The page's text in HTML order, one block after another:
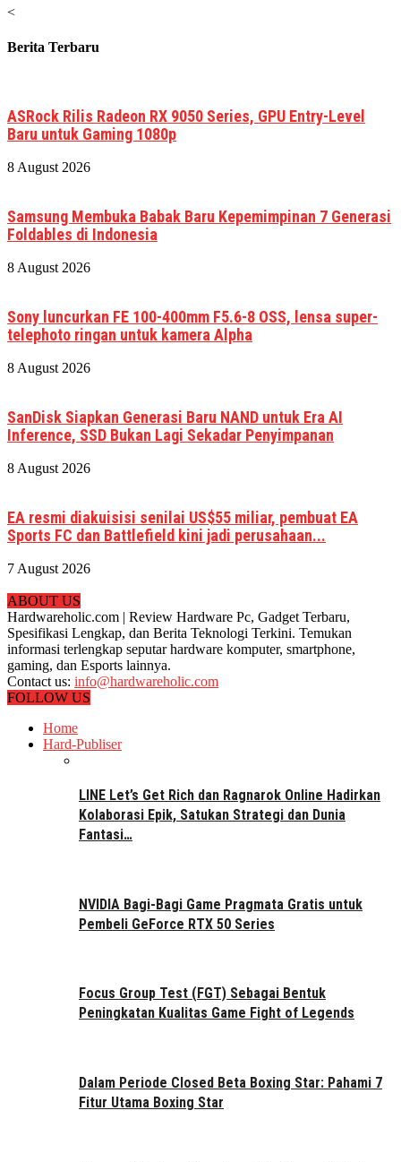
<
Berita Terbaru
ASRock Rilis Radeon RX 9050 Series, GPU Entry-Level
Baru untuk Gaming 1080p
8 August 2026
Samsung Membuka Babak Baru Kepemimpinan 7 Generasi
Foldables di Indonesia
8 August 2026
Sony luncurkan FE 100-400mm F5.6-8 OSS, lensa super-
telephoto ringan untuk kamera Alpha
8 August 2026
SanDisk Siapkan Generasi Baru NAND untuk Era AI
Inference, SSD Bukan Lagi Sekadar Penyimpanan
8 August 2026
EA resmi diakuisisi senilai US$55 miliar, pembuat EA
Sports FC dan Battlefield kini jadi perusahaan...
7 August 2026
ABOUT US
Hardwareholic.com | Review Hardware Pc, Gadget Terbaru,
Spesifikasi Lengkap, dan Berita Teknologi Terkini. Temukan
informasi terlengkap seputar hardware komputer, smartphone,
gaming, dan Esports lainnya.
Contact us: info@hardwareholic.com
FOLLOW US
Home
Hard-Publiser
LINE Let’s Get Rich dan Ragnarok Online Hadirkan
Kolaborasi Epik, Satukan Strategi dan Dunia
Fantasi…
NVIDIA Bagi-Bagi Game Pragmata Gratis untuk
Pembeli GeForce RTX 50 Series
Focus Group Test (FGT) Sebagai Bentuk
Peningkatan Kualitas Game Fight of Legends
Dalam Periode Closed Beta Boxing Star: Pahami 7
Fitur Utama Boxing Star